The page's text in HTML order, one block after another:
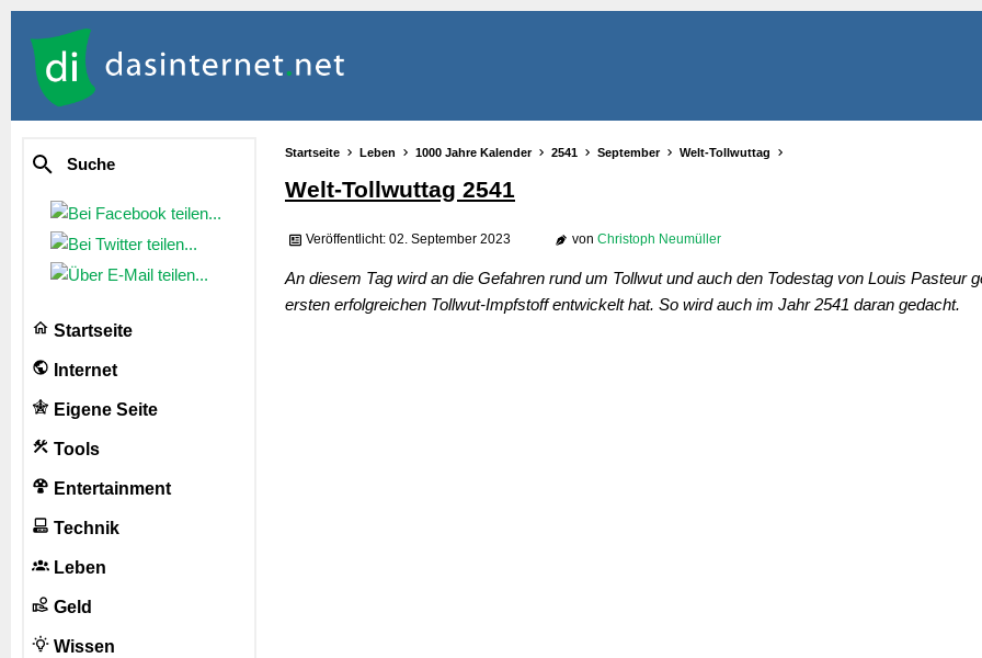
Suche
Startseite
Internet
Eigene Seite
Tools
Entertainment
Technik
Leben
Geld
Wissen
Startseite Leben 1000 Jahre Kalender 2541 September Welt-Tollwuttag
Welt-Tollwuttag 2541
Veröffentlicht: 02. September 2023 von Christoph Neumüller
An diesem Tag wird an die Gefahren rund um Tollwut und auch den Todestag von Louis Pasteur
ersten erfolgreichen Tollwut-Impfstoff entwickelt hat. So wird auch im Jahr 2541 daran gedacht.